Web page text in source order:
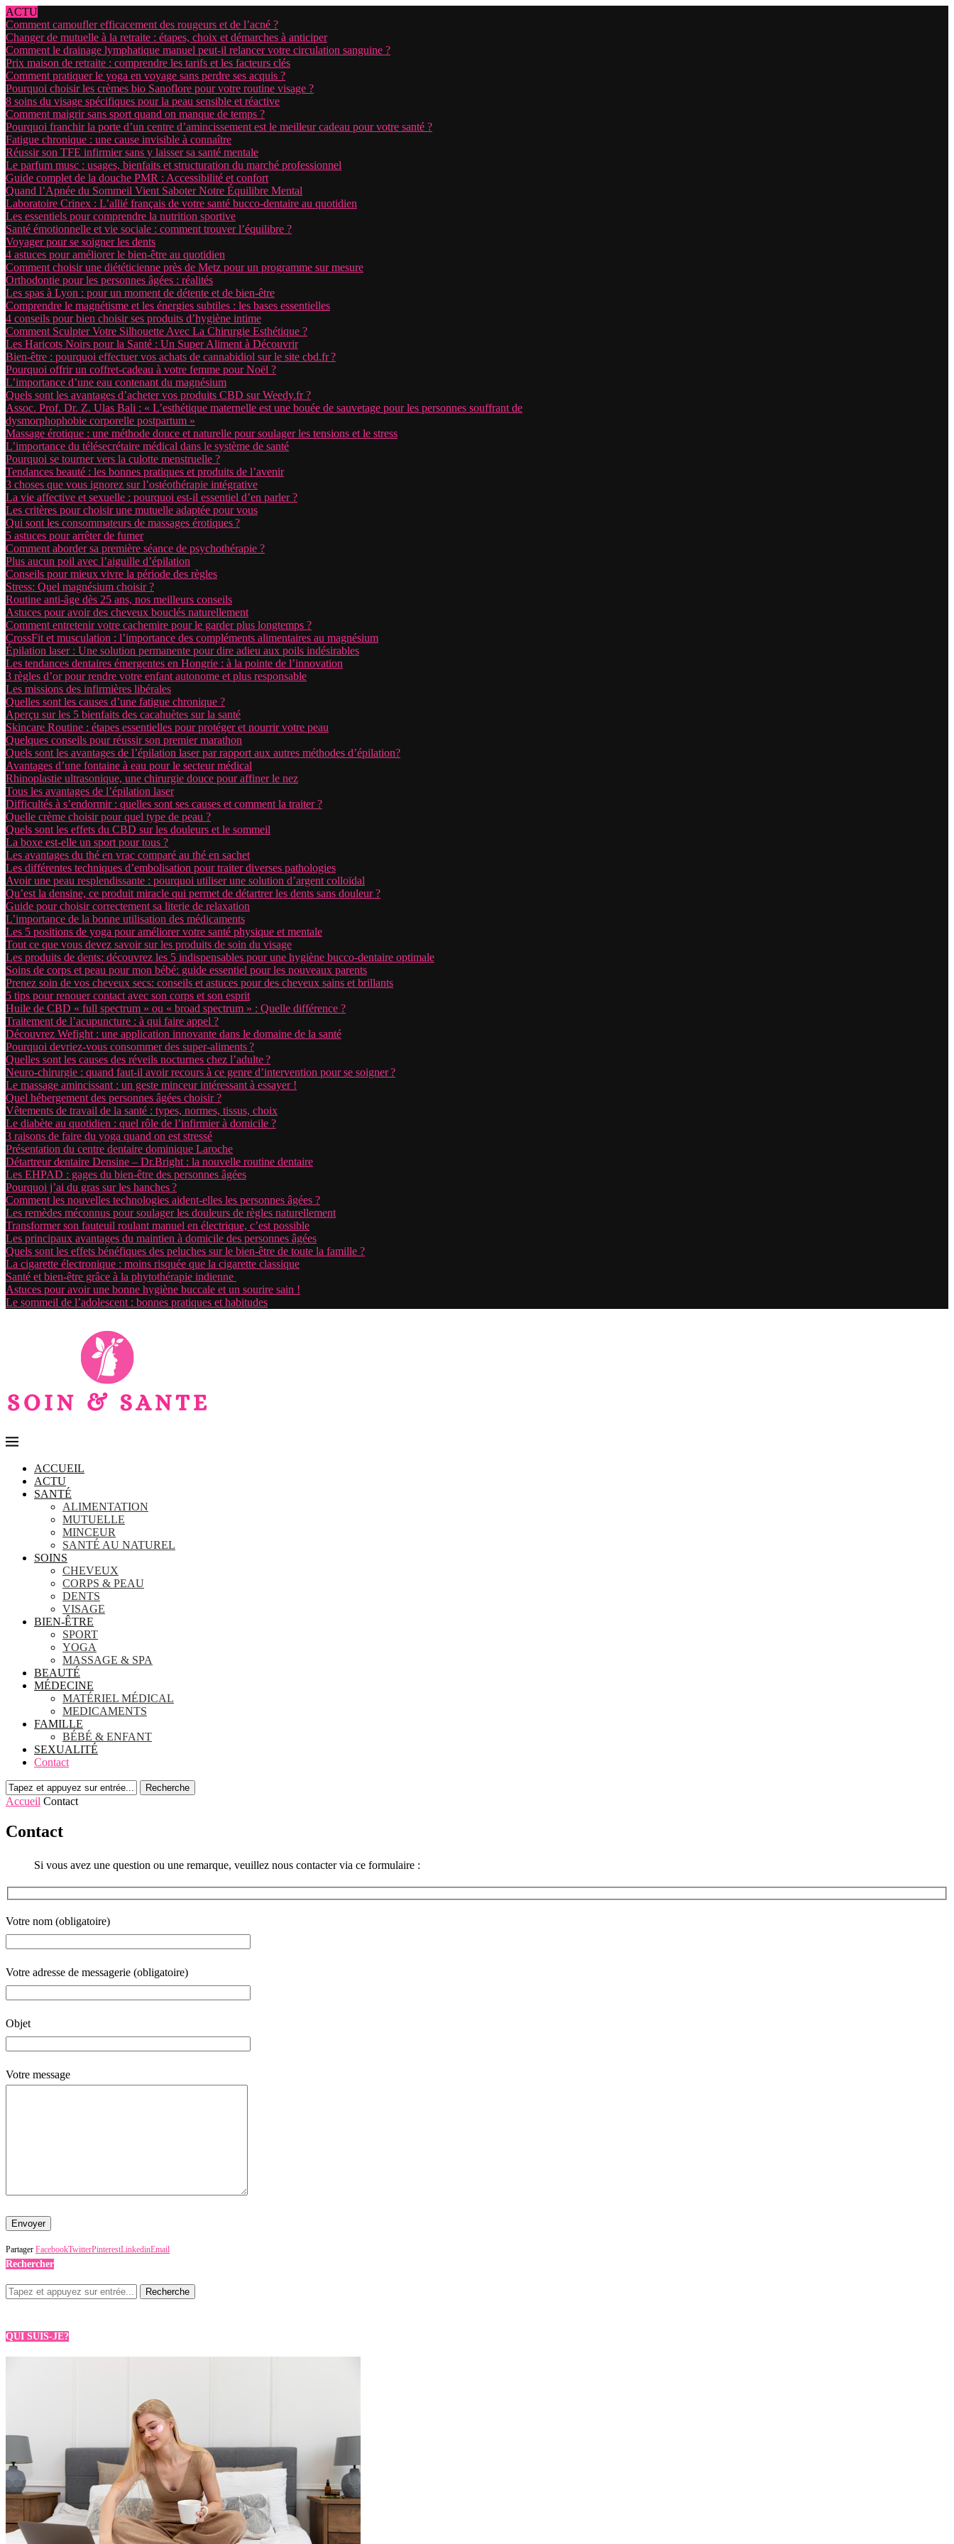
ACTU
Comment camoufler efficacement des rougeurs et de l’acné ?
Changer de mutuelle à la retraite : étapes, choix et démarches à anticiper
Comment le drainage lymphatique manuel peut-il relancer votre circulation sanguine ?
Prix maison de retraite : comprendre les tarifs et les facteurs clés
Comment pratiquer le yoga en voyage sans perdre ses acquis ?
Pourquoi choisir les crèmes bio Sanoflore pour votre routine visage ?
8 soins du visage spécifiques pour la peau sensible et réactive
Comment maigrir sans sport quand on manque de temps ?
Pourquoi franchir la porte d’un centre d’amincissement est le meilleur cadeau pour votre santé ?
Fatigue chronique : une cause invisible à connaître
Réussir son TFE infirmier sans y laisser sa santé mentale
Le parfum musc : usages, bienfaits et structuration du marché professionnel
Guide complet de la douche PMR : Accessibilité et confort
Quand l’Apnée du Sommeil Vient Saboter Notre Équilibre Mental
Laboratoire Crinex : L’allié français de votre santé bucco-dentaire au quotidien
Les essentiels pour comprendre la nutrition sportive
Santé émotionnelle et vie sociale : comment trouver l’équilibre ?
Voyager pour se soigner les dents
4 astuces pour améliorer le bien-être au quotidien
Comment choisir une diététicienne près de Metz pour un programme sur mesure
Orthodontie pour les personnes âgées : réalités
Les spas à Lyon : pour un moment de détente et de bien-être
Comprendre le magnétisme et les énergies subtiles : les bases essentielles
4 conseils pour bien choisir ses produits d’hygiène intime
Comment Sculpter Votre Silhouette Avec La Chirurgie Esthétique ?
Les Haricots Noirs pour la Santé : Un Super Aliment à Découvrir
Bien-être : pourquoi effectuer vos achats de cannabidiol sur le site cbd.fr ?
Pourquoi offrir un coffret-cadeau à votre femme pour Noël ?
L’importance d’une eau contenant du magnésium
Quels sont les avantages d’acheter vos produits CBD sur Weedy.fr ?
Assoc. Prof. Dr. Z. Ulas Bali : « L’esthétique maternelle est une bouée de sauvetage pour les personnes souffrant de
dysmorphophobie corporelle postpartum »
Massage érotique : une méthode douce et naturelle pour soulager les tensions et le stress
L’importance du télésecrétaire médical dans le système de santé
Pourquoi se tourner vers la culotte menstruelle ?
Tendances beauté : les bonnes pratiques et produits de l’avenir
3 choses que vous ignorez sur l’ostéothérapie intégrative
La vie affective et sexuelle : pourquoi est-il essentiel d’en parler ?
Les critères pour choisir une mutuelle adaptée pour vous
Qui sont les consommateurs de massages érotiques ?
5 astuces pour arrêter de fumer
Comment aborder sa première séance de psychothérapie ?
Plus aucun poil avec l’aiguille d’épilation
Conseils pour mieux vivre la période des règles
Stress: Quel magnésium choisir ?
Routine anti-âge dès 25 ans, nos meilleurs conseils
Astuces pour avoir des cheveux bouclés naturellement
Comment entretenir votre cachemire pour le garder plus longtemps ?
CrossFit et musculation : l’importance des compléments alimentaires au magnésium
Épilation laser : Une solution permanente pour dire adieu aux poils indésirables
Les tendances dentaires émergentes en Hongrie : à la pointe de l’innovation
3 règles d’or pour rendre votre enfant autonome et plus responsable
Les missions des infirmières libérales
Quelles sont les causes d’une fatigue chronique ?
Aperçu sur les 5 bienfaits des cacahuètes sur la santé
Skincare Routine : étapes essentielles pour protéger et nourrir votre peau
Quelques conseils pour réussir son premier marathon
Quels sont les avantages de l’épilation laser par rapport aux autres méthodes d’épilation?
Avantages d’une fontaine à eau pour le secteur médical
Rhinoplastie ultrasonique, une chirurgie douce pour affiner le nez
Tous les avantages de l’épilation laser
Difficultés à s’endormir : quelles sont ses causes et comment la traiter ?
Quelle crème choisir pour quel type de peau ?
Quels sont les effets du CBD sur les douleurs et le sommeil
La boxe est-elle un sport pour tous ?
Les avantages du thé en vrac comparé au thé en sachet
Les différentes techniques d’embolisation pour traiter diverses pathologies
Avoir une peau resplendissante : pourquoi utiliser une solution d’argent colloïdal
Qu’est la densine, ce produit miracle qui permet de détartrer les dents sans douleur ?
Guide pour choisir correctement sa literie de relaxation
L’importance de la bonne utilisation des médicaments
Les 5 positions de yoga pour améliorer votre santé physique et mentale
Tout ce que vous devez savoir sur les produits de soin du visage
Les produits de dents: découvrez les 5 indispensables pour une hygiène bucco-dentaire optimale
Soins de corps et peau pour mon bébé: guide essentiel pour les nouveaux parents
Prenez soin de vos cheveux secs: conseils et astuces pour des cheveux sains et brillants
5 tips pour renouer contact avec son corps et son esprit
Huile de CBD « full spectrum » ou « broad spectrum » : Quelle différence ?
Traitement de l’acupuncture : à qui faire appel ?
Découvrez Wefight : une application innovante dans le domaine de la santé
Pourquoi devriez-vous consommer des super-aliments ?
Quelles sont les causes des réveils nocturnes chez l’adulte ?
Neuro-chirurgie : quand faut-il avoir recours à ce genre d’intervention pour se soigner ?
Le massage amincissant : un geste minceur intéressant à essayer !
Quel hébergement des personnes âgées choisir ?
Vêtements de travail de la santé : types, normes, tissus, choix
Le diabète au quotidien : quel rôle de l’infirmier à domicile ?
3 raisons de faire du yoga quand on est stressé
Présentation du centre dentaire dominique Laroche
Détartreur dentaire Densine – Dr.Bright : la nouvelle routine dentaire
Les EHPAD : gages du bien-être des personnes âgées
Pourquoi j’ai du gras sur les hanches ?
Comment les nouvelles technologies aident-elles les personnes âgées ?
Les remèdes méconnus pour soulager les douleurs de règles naturellement
Transformer son fauteuil roulant manuel en électrique, c’est possible
Les principaux avantages du maintien à domicile des personnes âgées
Quels sont les effets bénéfiques des peluches sur le bien-être de toute la famille ?
La cigarette électronique : moins risquée que la cigarette classique
Santé et bien-être grâce à la phytothérapie indienne
Astuces pour avoir une bonne hygiène buccale et un sourire sain !
Le sommeil de l’adolescent : bonnes pratiques et habitudes
ACCUEIL
ACTU
SANTÉ
ALIMENTATION
MUTUELLE
MINCEUR
SANTÉ AU NATUREL
SOINS
CHEVEUX
CORPS & PEAU
DENTS
VISAGE
BIEN-ÊTRE
SPORT
YOGA
MASSAGE & SPA
BEAUTÉ
MÉDECINE
MATÉRIEL MÉDICAL
MEDICAMENTS
FAMILLE
BÉBÉ & ENFANT
SEXUALITÉ
Contact
Recherche
Accueil Contact
Contact
Si vous avez une question ou une remarque, veuillez nous contacter via ce formulaire :
Votre nom (obligatoire)
Votre adresse de messagerie (obligatoire)
Objet
Votre message
Partager FacebookTwitterPinterestLinkedinEmail
Rechercher
QUI SUIS-JE?